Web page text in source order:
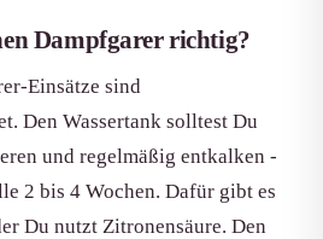
Dampfgarer richtig?
Einsätze sind
Den Wassertank solltest Du
und regelmäßig entkalken -
2 bis 4 Wochen. Dafür gibt es
Du nutzt Zitronensäure. Den